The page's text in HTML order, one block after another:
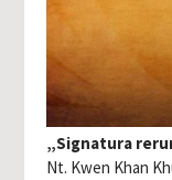
„Signatura
Nt. Kwen Khan